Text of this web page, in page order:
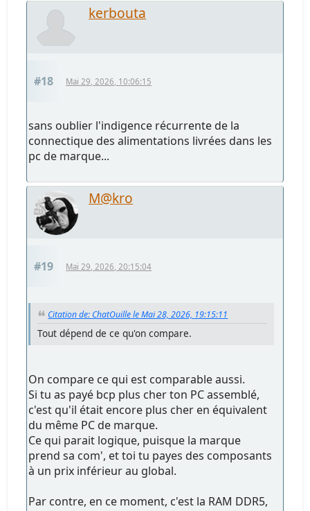
kerbouta
#18 Mai 29, 2026, 10:06:15
sans oublier l'indigence récurrente de la
connectique des alimentations livrées dans les
pc de marque...
M@kro
#19 Mai 29, 2026, 20:15:04
Citation de: ChatOuille le Mai 28, 2026, 19:15:11
Tout dépend de ce qu'on compare.
On compare ce qui est comparable aussi.
Si tu as payé bcp plus cher ton PC assemblé,
c'est qu'il était encore plus cher en équivalent
du même PC de marque.
Ce qui parait logique, puisque la marque
prend sa com', et toi tu payes des composants
à un prix inférieur au global.
Par contre, en ce moment, c'est la RAM DDR5,